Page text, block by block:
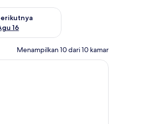
16
akhir pekan berikutnya Agu 14 -
Menampilkan 10 dari 10 kamar